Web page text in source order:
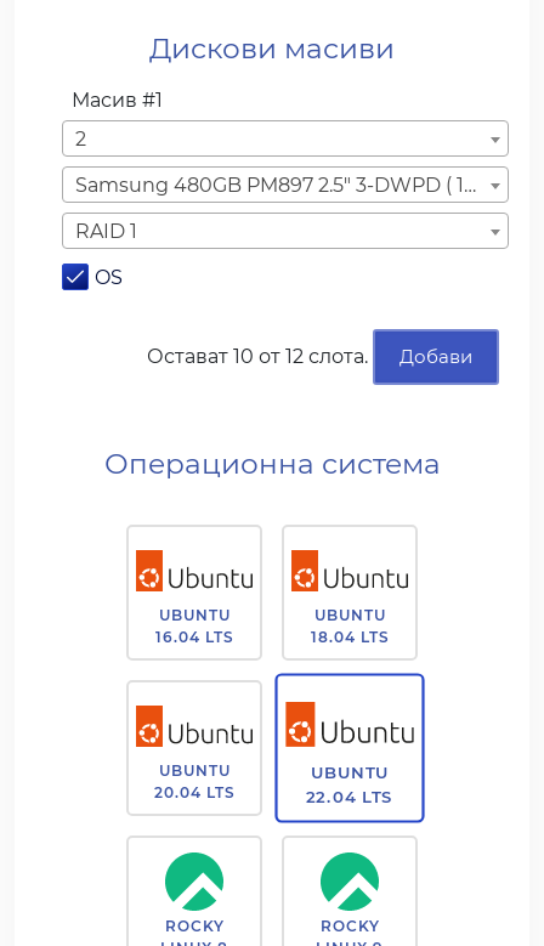
Дискови масиви
Масив #1
2
Samsung 480GB PM897 2.5" 3-DWPD ( 15.00 € )
RAID 1
OS
Остават 10 от 12 слота. Добави
Операционна система
UBUNTU
16.04 LTS
UBUNTU
18.04 LTS
UBUNTU
20.04 LTS
UBUNTU
22.04 LTS
ROCKY
ROCKY